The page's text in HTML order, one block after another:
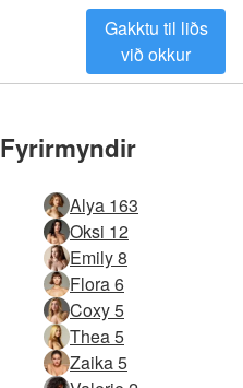
Gakktu til liðs
við okkur
Fyrirmyndir
Alya 163
Oksi 12
Emily 8
Flora 6
Coxy 5
Thea 5
Zaika 5